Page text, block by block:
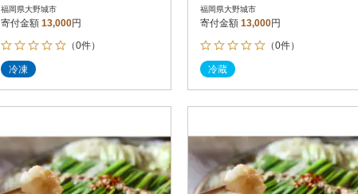
結果を見る（
福岡県大野城市
寄付金額 13,000円
（0件）
冷凍
福岡県大野城市
寄付金額 13,000円
（0件）
冷蔵